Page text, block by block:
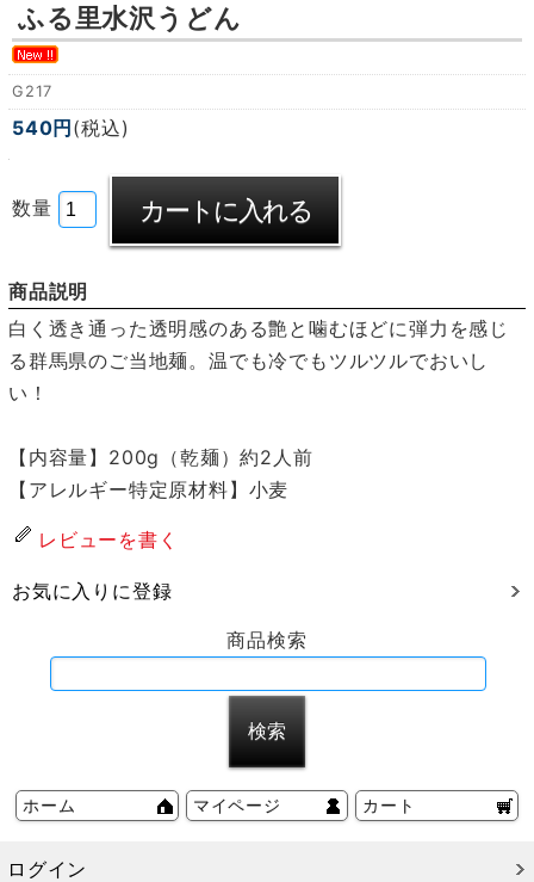
ふる里水沢うどん
G217
540円 (税込)
数量
商品説明
白く透き通った透明感のある艶と噛むほどに弾力を感じ
る群馬県のご当地麺。温でも冷でもツルツルでおいし
い！
【内容量】200g（乾麺）約2人前
【アレルギー特定原材料】小麦
レビューを書く
お気に入りに登録
商品検索
ホーム マイページ カート
ログイン